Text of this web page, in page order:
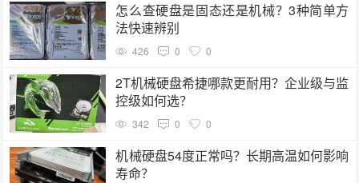
怎么查硬盘是固态还是机械？3种简单方
法快速辨别
426 0 0
2T机械硬盘希捷哪款更耐用？企业级与监
控级如何选？
342 0 0
机械硬盘54度正常吗？长期高温如何影响
寿命？